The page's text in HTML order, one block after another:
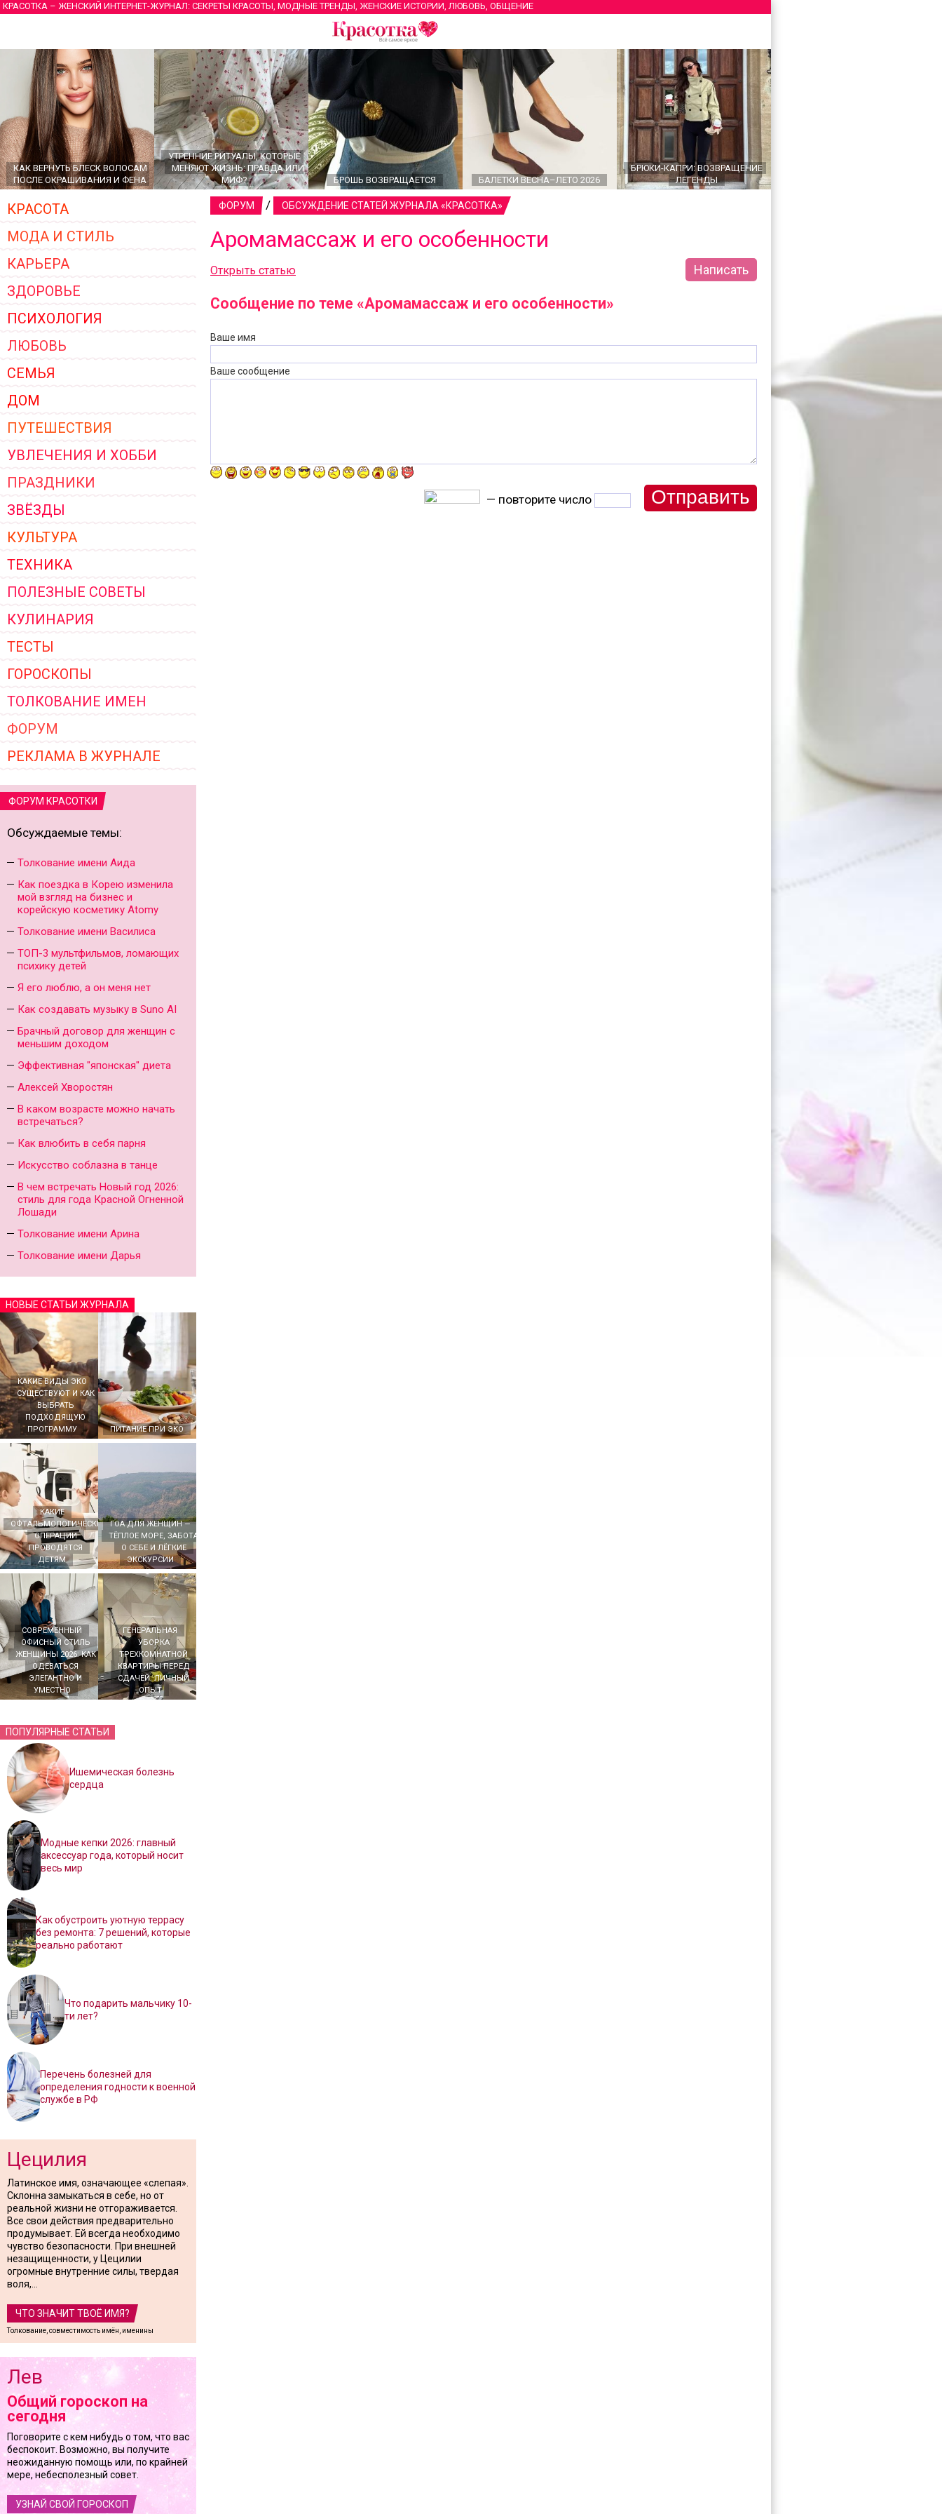
КРАСОТКА – ЖЕНСКИЙ ИНТЕРНЕТ-ЖУРНАЛ: СЕКРЕТЫ КРАСОТЫ, МОДНЫЕ ТРЕНДЫ, ЖЕНСКИЕ ИСТОРИИ, ЛЮБОВЬ, ОБЩЕНИЕ
КАК ВЕРНУТЬ БЛЕСК ВОЛОСАМ
ПОСЛЕ ОКРАШИВАНИЯ И ФЕНА
УТРЕННИЕ РИТУАЛЫ, КОТОРЫЕ
МЕНЯЮТ ЖИЗНЬ: ПРАВДА ИЛИ
МИФ?
БРОШЬ ВОЗВРАЩАЕТСЯ БАЛЕТКИ ВЕСНА–ЛЕТО 2026
БРЮКИ-КАПРИ: ВОЗВРАЩЕНИЕ
ЛЕГЕНДЫ
ГЛАВНЫЕ ТРЕНДЫ ВЕРХНЕЙ
ЖЕНСКОЙ ОДЕЖДЫ 2026
КРАСОТА
МОДА И СТИЛЬ
КАРЬЕРА
ЗДОРОВЬЕ
ПСИХОЛОГИЯ
ЛЮБОВЬ
СЕМЬЯ
ДОМ
ПУТЕШЕСТВИЯ
УВЛЕЧЕНИЯ И ХОББИ
ПРАЗДНИКИ
ЗВЁЗДЫ
КУЛЬТУРА
ТЕХНИКА
ПОЛЕЗНЫЕ СОВЕТЫ
КУЛИНАРИЯ
ТЕСТЫ
ГОРОСКОПЫ
ТОЛКОВАНИЕ ИМЕН
ФОРУМ
РЕКЛАМА В ЖУРНАЛЕ
ФОРУМ КРАСОТКИ
Обсуждаемые темы:
Толкование имени Аида
Как поездка в Корею изменила
мой взгляд на бизнес и
корейскую косметику Atomy
Толкование имени Василиса
ТОП-3 мультфильмов, ломающих
психику детей
Я его люблю, а он меня нет
Как создавать музыку в Suno AI
Брачный договор для женщин с
меньшим доходом
Эффективная "японская" диета
Алексей Хворостян
В каком возрасте можно начать
встречаться?
Как влюбить в себя парня
Искусство соблазна в танце
В чем встречать Новый год 2026:
стиль для года Красной Огненной
Лошади
Толкование имени Арина
Толкование имени Дарья
НОВЫЕ СТАТЬИ ЖУРНАЛА
КАКИЕ ВИДЫ ЭКО
СУЩЕСТВУЮТ И КАК
ВЫБРАТЬ
ПОДХОДЯЩУЮ
ПРОГРАММУ
ПИТАНИЕ ПРИ ЭКО
КАКИЕ
ОФТАЛЬМОЛОГИЧЕСКИЕ
ОПЕРАЦИИ
ПРОВОДЯТСЯ
ДЕТЯМ
ГОА ДЛЯ ЖЕНЩИН —
ТЁПЛОЕ МОРЕ, ЗАБОТА
О СЕБЕ И ЛЁГКИЕ
ЭКСКУРСИИ
СОВРЕМЕННЫЙ
ОФИСНЫЙ СТИЛЬ
ЖЕНЩИНЫ 2026: КАК
ОДЕВАТЬСЯ
ЭЛЕГАНТНО И
УМЕСТНО
ГЕНЕРАЛЬНАЯ
УБОРКА
ТРЕХКОМНАТНОЙ
КВАРТИРЫ ПЕРЕД
СДАЧЕЙ: ЛИЧНЫЙ
ОПЫТ
ПОПУЛЯРНЫЕ СТАТЬИ
Ишемическая болезнь
сердца
Модные кепки 2026: главный
аксессуар года, который носит
весь мир
Как обустроить уютную террасу
без ремонта: 7 решений, которые
реально работают
Что подарить мальчику 10-
ти лет?
Перечень болезней для
определения годности к военной
службе в РФ
Цецилия
Латинское имя, означающее «слепая».
Склонна замыкаться в себе, но от
реальной жизни не отгораживается.
Все свои действия предварительно
продумывает. Ей всегда необходимо
чувство безопасности. При внешней
незащищенности, у Цецилии
огромные внутренние силы, твердая
воля,...
ЧТО ЗНАЧИТ ТВОЁ ИМЯ?
Толкование, совместимость имён, именины
Лев
Общий гороскоп на
сегодня
Поговорите с кем нибудь о том, что вас
беспокоит. Возможно, вы получите
неожиданную помощь или, по крайней
мере, небесполезный совет.
УЗНАЙ СВОЙ ГОРОСКОП
ФОРУМ / ОБСУЖДЕНИЕ СТАТЕЙ ЖУРНАЛА «КРАСОТКА»
Аромамассаж и его особенности
Открыть статью Написать
Сообщение по теме «Аромамассаж и его особенности»
Ваше имя
Ваше сообщение
— повторите число